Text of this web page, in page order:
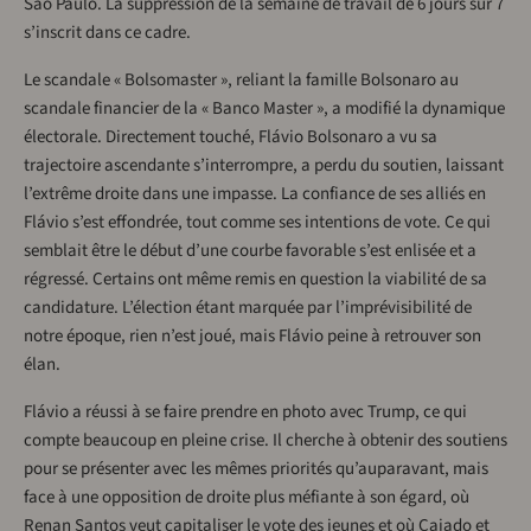
s’inscrit dans ce cadre.
Le scandale « Bolsomaster », reliant la famille Bolsonaro au
scandale financier de la « Banco Master », a modifié la dynamique
électorale. Directement touché, Flávio Bolsonaro a vu sa
trajectoire ascendante s’interrompre, a perdu du soutien, laissant
l’extrême droite dans une impasse. La confiance de ses alliés en
Flávio s’est effondrée, tout comme ses intentions de vote. Ce qui
semblait être le début d’une courbe favorable s’est enlisée et a
régressé. Certains ont même remis en question la viabilité de sa
candidature. L’élection étant marquée par l’imprévisibilité de
notre époque, rien n’est joué, mais Flávio peine à retrouver son
élan.
Flávio a réussi à se faire prendre en photo avec Trump, ce qui
compte beaucoup en pleine crise. Il cherche à obtenir des soutiens
pour se présenter avec les mêmes priorités qu’auparavant, mais
face à une opposition de droite plus méfiante à son égard, où
Renan Santos veut capitaliser le vote des jeunes et où Caiado et